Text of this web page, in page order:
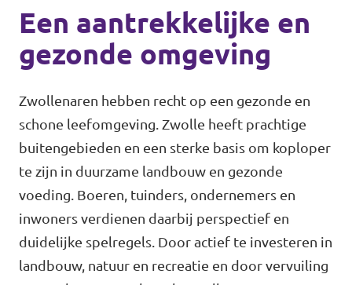
Volt Almelo
Volt Deventer
Volt Hengelo
Volt Zwolle
Standpunten
Mensen
Nieuws
Agenda
Een aantrekkelijke en
gezonde omgeving
Zwollenaren hebben recht op een gezonde en
schone leefomgeving. Zwolle heeft prachtige
buitengebieden en een sterke basis om koploper
te zijn in duurzame landbouw en gezonde
voeding. Boeren, tuinders, ondernemers en
inwoners verdienen daarbij perspectief en
duidelijke spelregels. Door actief te investeren in
landbouw, natuur en recreatie en door vervuiling